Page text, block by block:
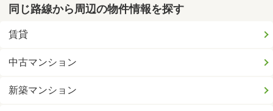
同じ路線から周辺の物件情報を探す
賃貸
中古マンション
新築マンション